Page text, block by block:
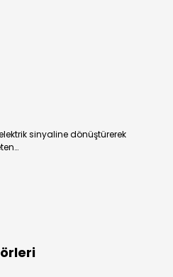
sinyaline dönüştürerek